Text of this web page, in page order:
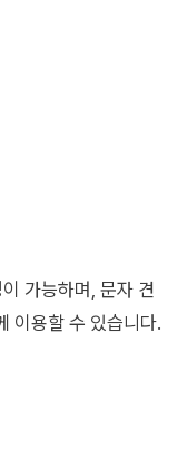
가능하며, 문자 견
이용할 수 있습니다.